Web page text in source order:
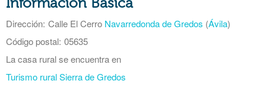
Dirección: Calle El Cerro Navarredonda de Gredos (Ávila)
Código postal: 05635
La casa rural se encuentra en
Turismo rural Sierra de Gredos